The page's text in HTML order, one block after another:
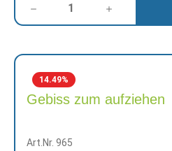
14.49%
Gebiss zum aufziehen
Art.Nr. 965